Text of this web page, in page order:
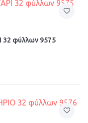
φύλλων 9575